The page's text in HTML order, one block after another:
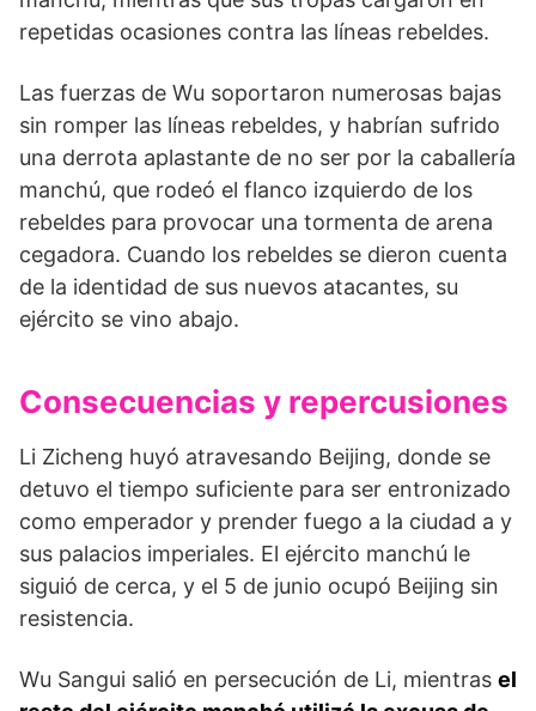
repetidas ocasiones contra las líneas rebeldes.
Las fuerzas de Wu soportaron numerosas bajas
sin romper las líneas rebeldes, y habrían sufrido
una de­rrota aplastante de no ser por la caballería
manchú, que rodeó el flanco izquierdo de los
rebeldes para provocar una tormenta de arena
cegadora. Cuando los rebeldes se dieron cuenta
de la identidad de sus nuevos atacantes, su
ejército se vino abajo.
Consecuencias y repercusiones
Li Zicheng huyó atravesando Beijing, donde se
de­tuvo el tiempo suficiente para ser entronizado
como emperador y prender fuego a la ciudad a y
sus pala­cios imperiales. El ejército manchú le
siguió de cerca, y el 5 de junio ocupó Beijing sin
resistencia.
Wu Sangui salió en persecución de Li, mientras el